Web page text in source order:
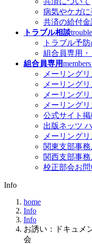
病気やケガに
共済の給付
トラブル相談
トラブル予
組合員専用
組合員専用
メーリング
メーリング
メーリング
メーリング
公式サイト
出版ネッツ
メーリング
関東支部事
関西支部事
校正部会お
Info
home
Info
Info
お誘い：ドキュメ
会